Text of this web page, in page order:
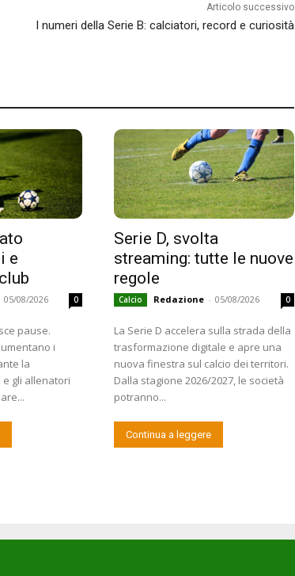
Articolo successivo
I numeri della Serie B: calciatori, record e curiosità
e
05/08/2026 0
pause.
i
la
gli allenatori
Serie D, svolta
streaming: tutte le nuove
regole
Calcio Redazione - 05/08/2026 0
La Serie D accelera sulla strada della
trasformazione digitale e apre una
nuova finestra sul calcio dei territori.
Dalla stagione 2026/2027, le società
potranno...
Continua a leggere